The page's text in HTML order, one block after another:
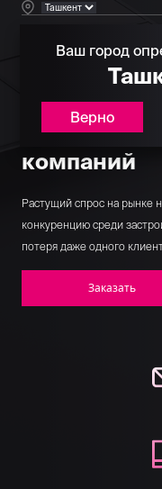
Битрикс
компаний
Растущий спрос на рынке
конкуренцию среди
потеря даже одного
Заказать
Ваш город
Верно